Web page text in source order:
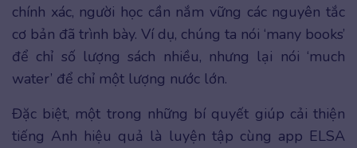
chính xác, người học cần nắm vững các nguyên tắc
cơ bản đã trình bày. Ví dụ, chúng ta nói ‘many books’
để chỉ số lượng sách nhiều, nhưng lại nói ‘much
water’ để chỉ một lượng nước lớn.
Đặc biệt, một trong những bí quyết giúp cải thiện
tiếng Anh hiệu quả là luyện tập cùng app ELSA